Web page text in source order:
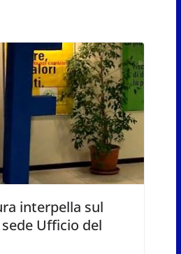
interpella sul
Ufficio del